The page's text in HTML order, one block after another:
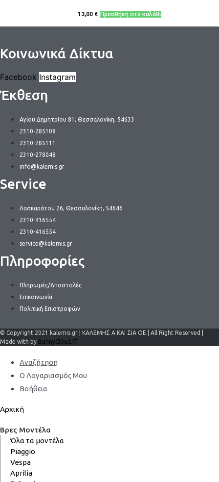
13,00 € Προσθήκη στο καλάθι
Κοινωνικά Δίκτυα
Facebook Instagram
Έκθεση
Αγίου Δημητρίου 81, Θεσσαλονίκη, 54633
2310-285108
2310-285111
2310-278048
info@kalemis.gr
Service
Λασκαράτου 26, Θεσσαλονίκη, 54646
2310-416554
2310-416554
service@kalemis.gr
Πληροφορίες
Πληρωμές/Αποστολές
Επικοινωνία
Πολιτική Επιστροφών
© Copyright 2021 kalemis.gr | ΚΑΛΕΜΗΣ Α ΚΑΙ ΣΙΑ ΟΕ | All Right Reserved |
Made with by BunnyCloud.IT
Αναζήτηση
Ο Λογαριασμός Μου
Βοήθεια
Αρχική
Βρες Μοντέλα
Όλα τα μοντέλα
Piaggio
Vespa
Aprilia